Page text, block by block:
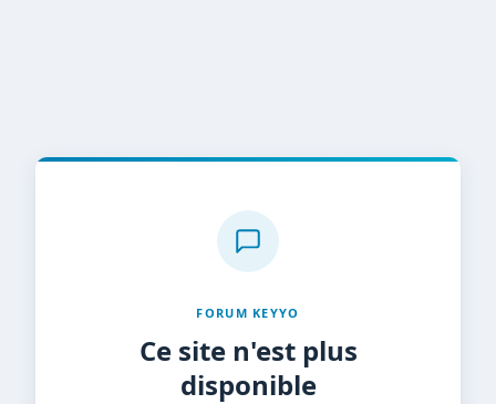
FORUM KEYYO
Ce site n'est plus
disponible